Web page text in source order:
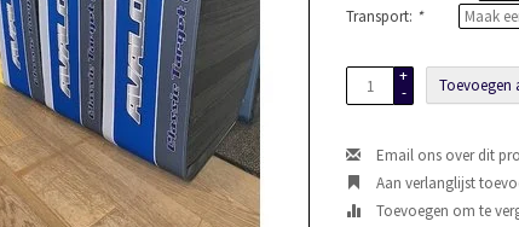
Transport: *
+
-
Toevoegen
Email ons over dit
Aan verlanglijst
Toevoegen om te